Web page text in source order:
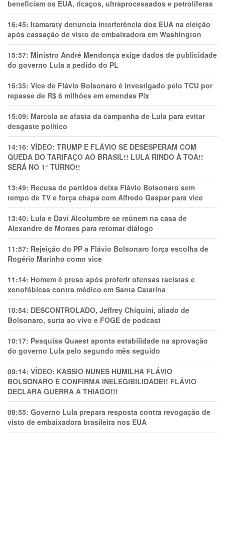
beneficiam os EUA, ricaços, ultraprocessados e petrolíferas
16:45: Itamaraty denuncia interferência dos EUA na eleição
após cassação de visto de embaixadora em Washington
15:57: Ministro André Mendonça exige dados de publicidade
do governo Lula a pedido do PL
15:35: Vice de Flávio Bolsonaro é investigado pelo TCU por
repasse de R$ 6 milhões em emendas Pix
15:09: Marcola se afasta da campanha de Lula para evitar
desgaste político
14:16: VÍDEO: TRUMP E FLÁVIO SE DESESPERAM COM
QUEDA DO TARIFAÇO AO BRASIL!! LULA RINDO À TOA!!
SERÁ NO 1° TURNO!!
13:49: Recusa de partidos deixa Flávio Bolsonaro sem
tempo de TV e força chapa com Alfredo Gaspar para vice
13:40: Lula e Davi Alcolumbre se reúnem na casa de
Alexandre de Moraes para retomar diálogo
11:57: Rejeição do PP a Flávio Bolsonaro força escolha de
Rogério Marinho como vice
11:14: Homem é preso após proferir ofensas racistas e
xenofóbicas contra médico em Santa Catarina
10:54: DESCONTROLADO, Jeffrey Chiquini, aliado de
Bolsonaro, surta ao vivo e FOGE de podcast
10:17: Pesquisa Quaest aponta estabilidade na aprovação
do governo Lula pelo segundo mês seguido
09:14: VÍDEO: KASSIO NUNES HUMlLHA FLÁVIO
BOLSONARO E CONFIRMA INELEGIBILIDADE!! FLÁVIO
DECLARA GUERRA A THIAGO!!!
08:55: Governo Lula prepara resposta contra revogação de
visto de embaixadora brasileira nos EUA